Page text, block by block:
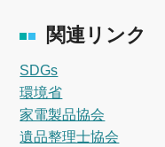
関連リンク
SDGs
環境省
家電製品協会
遺品整理士協会